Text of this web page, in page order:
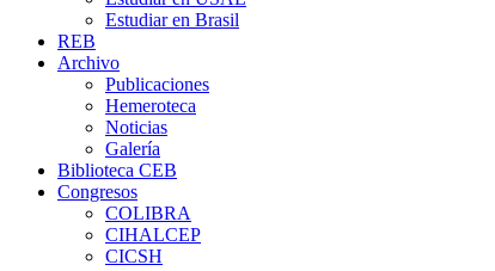
Estudiar en Brasil
REB
Archivo
Publicaciones
Hemeroteca
Noticias
Galería
Biblioteca CEB
Congresos
COLIBRA
CIHALCEP
CICSH